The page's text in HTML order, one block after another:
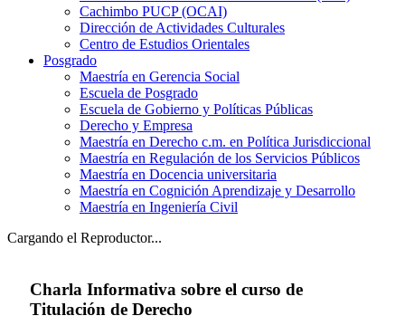
Cachimbo PUCP (OCAI)
Dirección de Actividades Culturales
Centro de Estudios Orientales
Posgrado
Maestría en Gerencia Social
Escuela de Posgrado
Escuela de Gobierno y Políticas Públicas
Derecho y Empresa
Maestría en Derecho c.m. en Política Jurisdiccional
Maestría en Regulación de los Servicios Públicos
Maestría en Docencia universitaria
Maestría en Cognición Aprendizaje y Desarrollo
Maestría en Ingeniería Civil
Cargando el Reproductor...
Charla Informativa sobre el curso de
Titulación de Derecho